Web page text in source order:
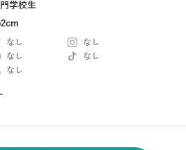
学校生
なし
なし
なし
なし
なし